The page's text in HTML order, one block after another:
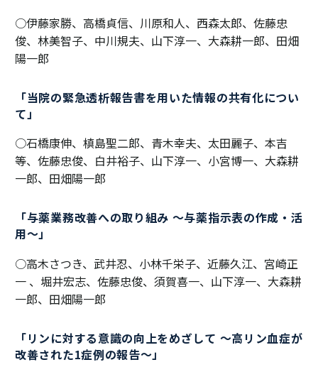
○伊藤家勝、高橋貞信、川原和人、西森太郎、佐藤忠
俊、林美智子、中川規夫、山下淳一、大森耕一郎、田畑
陽一郎
「当院の緊急透析報告書を用いた情報の共有化につい
て」
○石橋康伸、槙島聖二郎、青木幸夫、太田麗子、本吉
等、佐藤忠俊、白井裕子、山下淳一、小宮博一、大森耕
一郎、田畑陽一郎
「与薬業務改善への取り組み ～与薬指示表の作成・活
用～」
○高木さつき、武井忍、小林千栄子、近藤久江、宮崎正
一 、堀井宏志、佐藤忠俊、須賀喜一、山下淳一、大森耕
一郎、田畑陽一郎
「リンに対する意識の向上をめざして ～高リン血症が
改善された1症例の報告～」